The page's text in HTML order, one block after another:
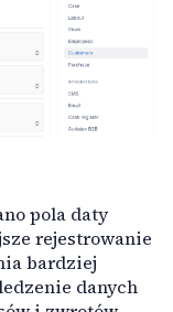
pola daty
rejestrowanie
bardziej
danych